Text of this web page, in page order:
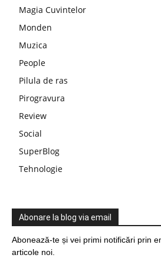
Magia Cuvintelor
Monden
Muzica
People
Pilula de ras
Pirogravura
Review
Social
SuperBlog
Tehnologie
Abonare la blog via email
Abonează-te și vei primi notificări prin
articole noi.